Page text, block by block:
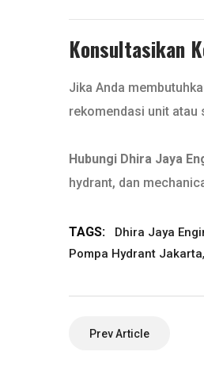
Konsultasikan
Jika Anda
rekomendasi unit
Hubungi Dhira Jaya
hydrant, dan
TAGS: Dhira Jaya
Pompa Hydrant Jakarta,
Prev Article